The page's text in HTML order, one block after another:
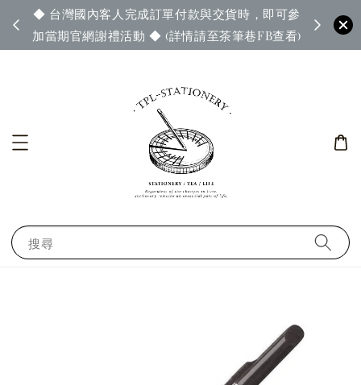
◆ 台灣國內客人完成訂單付款與交貨時，即可參
加當期官網謝禮活動 ◆ (詳情請至茶筆巷FB查看)
◆ 官
搜尋